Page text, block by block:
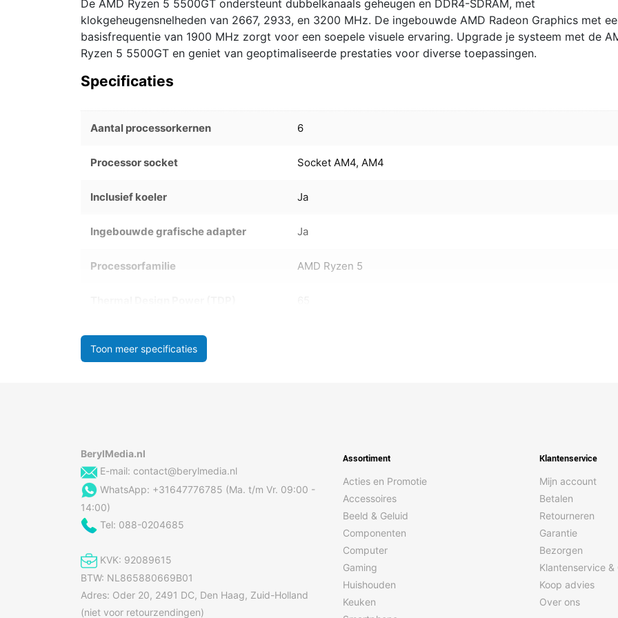
De AMD Ryzen 5 5500GT ondersteunt dubbelkanaals geheugen en DDR4-SDRAM, met
klokgeheugensnelheden van 2667, 2933, en 3200 MHz. De ingebouwde AMD Radeon Graphics met
basisfrequentie van 1900 MHz zorgt voor een soepele visuele ervaring. Upgrade je systeem met de
Ryzen 5 5500GT en geniet van geoptimaliseerde prestaties voor diverse toepassingen.
Specificaties
Aantal processorkernen 6
Processor socket Socket AM4, AM4
Inclusief koeler Ja
Ingebouwde grafische adapter Ja
Processorfamilie AMD Ryzen 5
Toon meer specificaties
BerylMedia.nl
E-mail: contact@berylmedia.nl
WhatsApp: +31647776785 (Ma. t/m Vr. 09:00 -
14:00)
Tel: 088-0204685
KVK: 92089615
BTW: NL865880669B01
Adres: Oder 20, 2491 DC, Den Haag, Zuid-Holland
(niet voor retourzendingen)
Assortiment
Acties en Promotie
Accessoires
Beeld & Geluid
Componenten
Computer
Gaming
Huishouden
Keuken
Klantenservice
Mijn account
Betalen
Retourneren
Garantie
Bezorgen
Klantenservice &
Koop advies
Over ons